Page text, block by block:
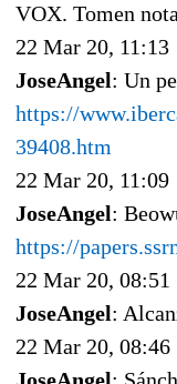
VOX. Tomen
22 Mar 20, 11:13
JoseAngel: Un
https://
39408.htm
22 Mar 20, 11:09
JoseAngel:
https://
22 Mar 20, 08:51
JoseAngel:
22 Mar 20, 08:46